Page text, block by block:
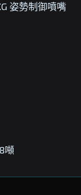
姿勢制御噴嘴
噸